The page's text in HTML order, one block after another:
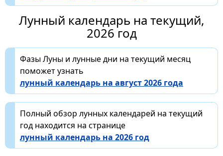
Лунный календарь на текущий,
2026 год
Фазы Луны и лунные дни на текущий месяц
поможет узнать
лунный календарь на август 2026 года
Полный обзор лунных календарей на текущий
год находится на странице
лунный календарь на 2026 год